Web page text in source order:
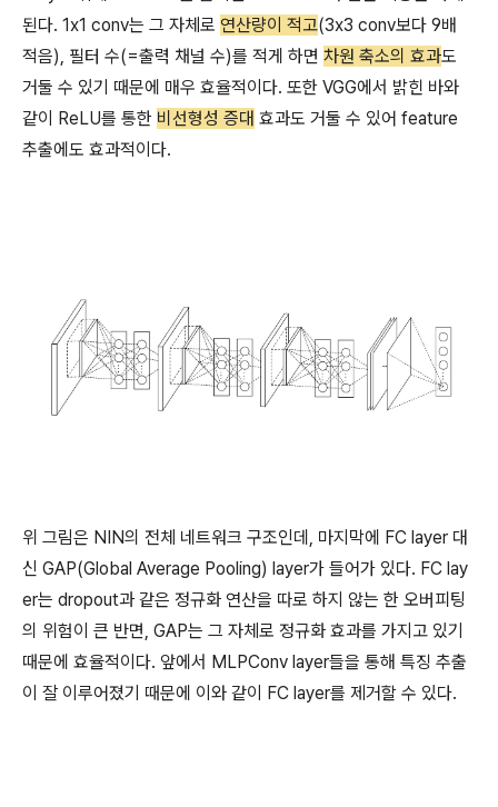
된다. 1x1 conv는 그 자체로 연산량이 적고(3x3 conv보다 9배
적음), 필터 수(=출력 채널 수)를 적게 하면 차원 축소의 효과도
거둘 수 있기 때문에 매우 효율적이다. 또한 VGG에서 밝힌 바와
같이 ReLU를 통한 비선형성 증대 효과도 거둘 수 있어 feature
추출에도 효과적이다.
위 그림은 NIN의 전체 네트워크 구조인데, 마지막에 FC layer 대
신 GAP(Global Average Pooling) layer가 들어가 있다. FC lay
er는 dropout과 같은 정규화 연산을 따로 하지 않는 한 오버피팅
의 위험이 큰 반면, GAP는 그 자체로 정규화 효과를 가지고 있기
때문에 효율적이다. 앞에서 MLPConv layer들을 통해 특징 추출
이 잘 이루어졌기 때문에 이와 같이 FC layer를 제거할 수 있다.